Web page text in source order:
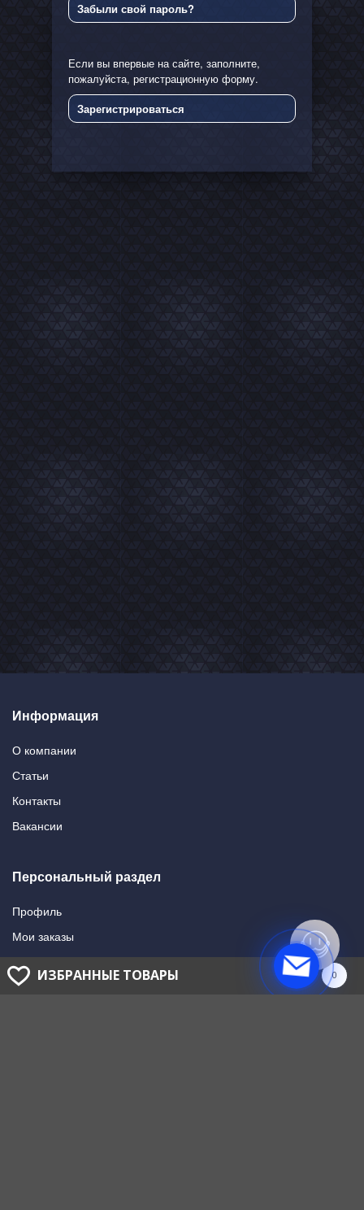
Забыли свой пароль?
Если вы впервые на сайте, заполните,
пожалуйста, регистрационную форму.
Зарегистрироваться
Информация
О компании
Статьи
Контакты
Вакансии
Персональный раздел
Профиль
Мои заказы
Мои подписки
Написать в поддержку
ИЗБРАННЫЕ ТОВАРЫ 0